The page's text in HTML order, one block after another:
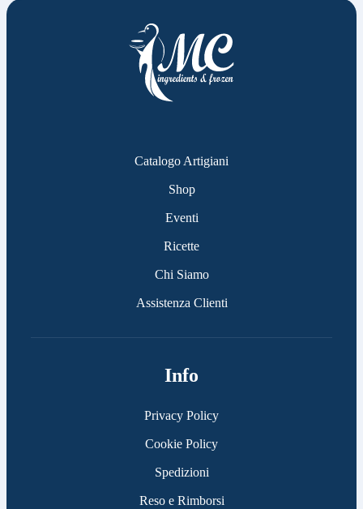
Catalogo Artigiani
Shop
Eventi
Ricette
Chi Siamo
Assistenza Clienti
Info
Privacy Policy
Cookie Policy
Spedizioni
Reso e Rimborsi